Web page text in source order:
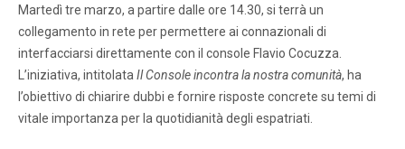
Martedì tre marzo, a partire dalle ore 14.30, si terrà un
collegamento in rete per permettere ai connazionali di
interfacciarsi direttamente con il console Flavio Cocuzza.
L’iniziativa, intitolata Il Console incontra la nostra comunità, ha
l’obiettivo di chiarire dubbi e fornire risposte concrete su temi di
vitale importanza per la quotidianità degli espatriati.